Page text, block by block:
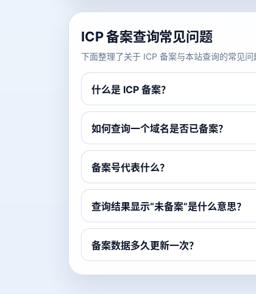
ICP 备案查询常见问题
下面整理了关于 ICP 备案与本站查询的常见
什么是 ICP 备案？
如何查询一个域名是否已备案？
备案号代表什么？
查询结果显示“未备案”是什么意思？
备案数据多久更新一次？